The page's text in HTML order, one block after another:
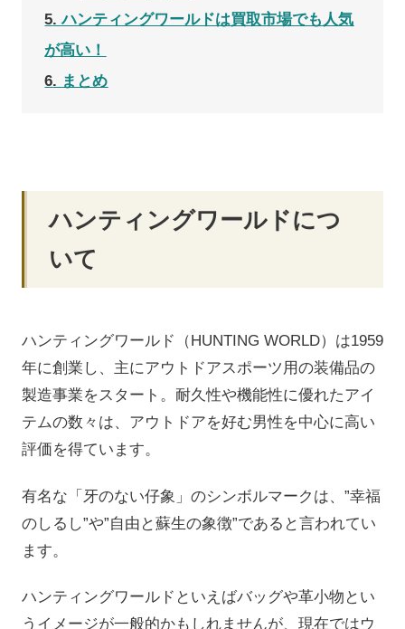
5 ハンティングワールドは買取市場でも人気
が高い！
6
まとめ
ハンティングワールドにつ
いて
ハンティングワールド（HUNTING WORLD）は1959
年に創業し、主にアウトドアスポーツ用の装備品の
製造事業をスタート。耐久性や機能性に優れたアイ
テムの数々は、アウトドアを好む男性を中心に高い
評価を得ています。
有名な「牙のない仔象」のシンボルマークは、”幸福
のしるし”や”自由と蘇生の象徴”であると言われてい
ます。
ハンティングワールドといえばバッグや革小物とい
うイメージが一般的かもしれませんが、現在ではウ